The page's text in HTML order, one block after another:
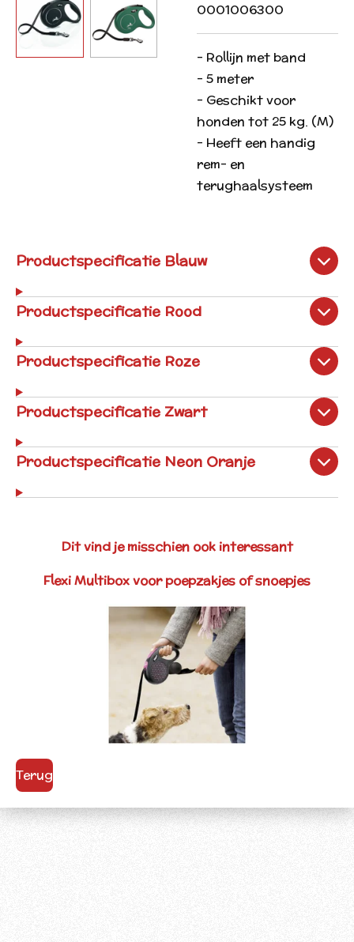
0001006300
- Rollijn met band
- 5 meter
- Geschikt voor
honden tot 25 kg. (M)
- Heeft een handig
rem- en
terughaalsysteem
Productspecificatie Blauw
Productspecificatie Rood
Productspecificatie Roze
Productspecificatie Zwart
Productspecificatie Neon Oranje
Dit vind je misschien ook interessant
Flexi Multibox voor poepzakjes of snoepjes
Terug